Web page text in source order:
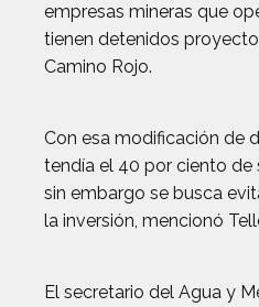
empresas mineras que
tienen detenidos
Camino Rojo.
Con esa modificación de
tendía el 40 por ciento de
sin embargo se busca
la inversión, mencionó
El secretario del Agua y